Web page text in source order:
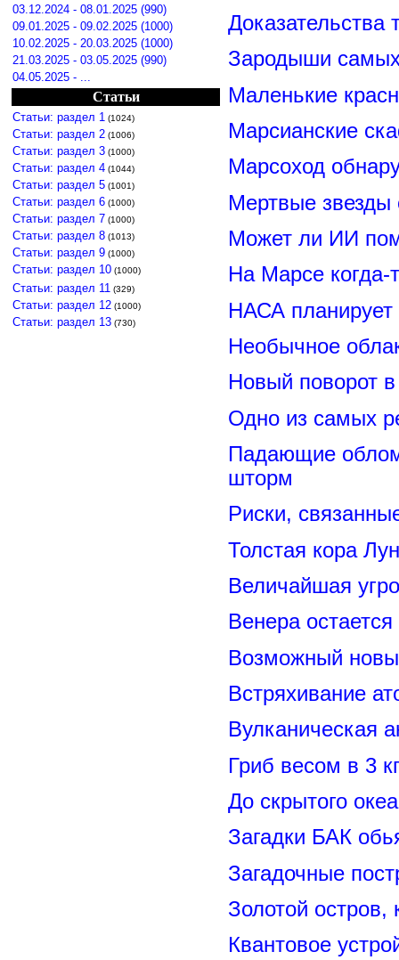
03.12.2024 - 08.01.2025 (990)
09.01.2025 - 09.02.2025 (1000)
10.02.2025 - 20.03.2025 (1000)
21.03.2025 - 03.05.2025 (990)
04.05.2025 - ...
Статьи
Статьи: раздел 1 (1024)
Статьи: раздел 2 (1006)
Статьи: раздел 3 (1000)
Статьи: раздел 4 (1044)
Статьи: раздел 5 (1001)
Статьи: раздел 6 (1000)
Статьи: раздел 7 (1000)
Статьи: раздел 8 (1013)
Статьи: раздел 9 (1000)
Статьи: раздел 10 (1000)
Статьи: раздел 11 (329)
Статьи: раздел 12 (1000)
Статьи: раздел 13 (730)
Доказательства
Зародыши самых
Маленькие
Марсианские
Марсоход
Мертвые звезды
Может ли ИИ
На Марсе
НАСА
Необычное
Новый поворот
Одно из самых
Падающие
шторм
Риски,
Толстая кора
Величайшая
Венера
Возможный
Встряхивание
Вулканическая
Гриб весом в 3
До скрытого
Загадки БАК
Загадочные
Золотой остров,
Квантовое